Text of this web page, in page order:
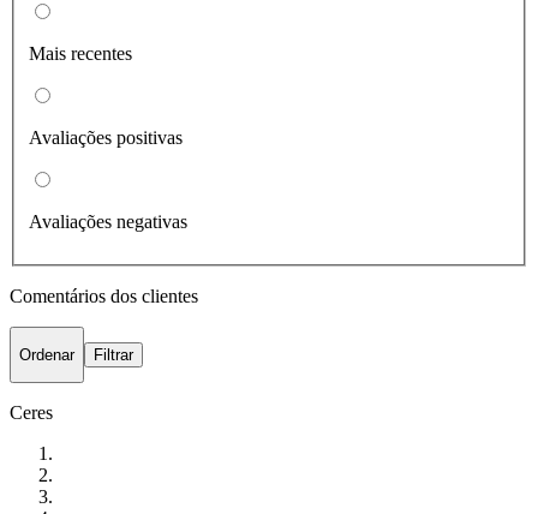
Mais recentes
Avaliações positivas
Avaliações negativas
Comentários dos clientes
Ordenar Filtrar
Ceres